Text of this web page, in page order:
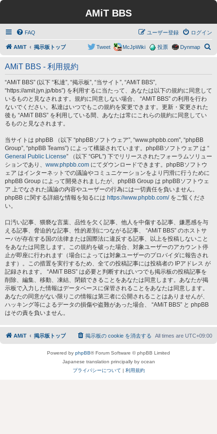
AMiT BBS
FAQ ログイン
ユーザー登録
AMiT 掲示板トップ Dynmap
投票
McJpWiki
Tweet
AMiT BBS - 利用規約
“AMiT BBS” (以下 “私達”, “掲示板”, “当サイト”, “AMiT BBS”,
“https://amit.jyn.jp/bbs”) を利用するに当たって、あなたは以下の規約に同意して
いるものと見なされます。規約に同意しない場合、 “AMiT BBS” の利用を行わ
ないでください。私達はいつでもこの規約を変更できます。更新・変更された
後も “AMiT BBS” を利用している間、あなたは常にこれらの規約に同意してい
るものと見なされます。
当サイトは phpBB （以下 “phpBBソフトウェア”, “www.phpbb.com”, “phpBB
Group”, “phpBB Teams”) によって構築されています。phpBBソフトウェア は “
General Public License” （以下 “GPL”) 下でリリースされたフォーラムソリュー
ションであり、 www.phpbb.com にてダウンロードできます。phpBBソフトウ
ェア はインターネットでの議論やコミュニケーションをより円滑に行うために
phpBB Group によって開発されましたが、phpBB Group は phpBBソフトウェ
ア 上でなされた議論の内容やユーザーの行為には一切責任を負いません。
phpBB に関する詳細な情報を知るには https://www.phpbb.com/をご覧くださ
い。
口汚い記事、猥褻な言葉、品性を欠く記事、他人を中傷する記事、嫌悪感を与
える記事、脅迫的な記事、性的差別につながる記事、 “AMiT BBS” のホストサ
ーバが存在する国の法律または国際法に違反する記事、以上を投稿しないこと
をあなたは同意します。この規約を破った場合、対象ユーザーのアカウント停
止が即座に行われます（場合によっては対象ユーザーのプロバイダに報告され
ます）。この措置を実行するため、全ての投稿記事には投稿者の IPアドレス が
記録されます。 “AMiT BBS” は必要と判断すればいつでも掲示板の投稿記事を
削除、編集、移動、凍結、閉鎖できることをあなたは同意します。あなたが掲
示板で入力した情報はデータベースに保管されることをあなたは同意します。
あなたの同意がない限りこの情報は第三者に公開されることはありませんが、
ハッキング等によるデータの損傷や盗難があった場合、 “AMiT BBS” と phpBB
はその責を負いません。
AMiT 掲示板トップ All times are UTC+09:00
掲示板の cookie を消去する
Powered by phpBB® Forum Software © phpBB Limited
Japanese translation principally by ocean
プライバシーについて | 利用規約